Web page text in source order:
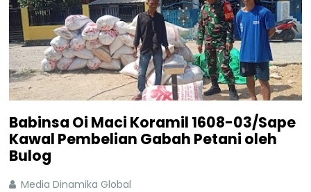
Babinsa Oi Maci Koramil 1608-03/Sape
Kawal Pembelian Gabah Petani oleh
Bulog
Media Dinamika Global